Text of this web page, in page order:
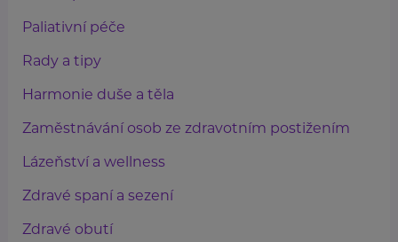
Paliativní péče
Rady a tipy
Harmonie duše a těla
Zaměstnávání osob ze zdravotním postižením
Lázeňství a wellness
Zdravé spaní a sezení
Zdravé obutí